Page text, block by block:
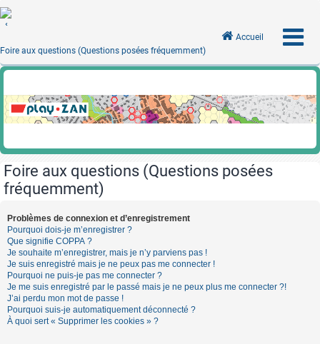
Accueil
Foire aux questions (Questions posées fréquemment)
Foire aux questions (Questions posées
fréquemment)
Problèmes de connexion et d’enregistrement
Pourquoi dois-je m’enregistrer ?
Que signifie COPPA ?
Je souhaite m’enregistrer, mais je n’y parviens pas !
Je suis enregistré mais je ne peux pas me connecter !
Pourquoi ne puis-je pas me connecter ?
Je me suis enregistré par le passé mais je ne peux plus me connecter ?!
J’ai perdu mon mot de passe !
Pourquoi suis-je automatiquement déconnecté ?
À quoi sert « Supprimer les cookies » ?